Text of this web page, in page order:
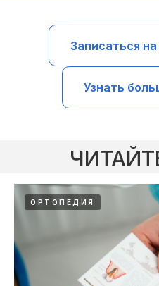
Записаться
Узнать
ОРТОПЕДИЯ